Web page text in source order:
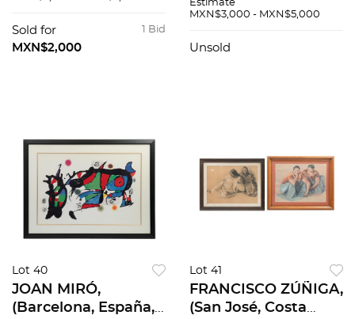
Firmada en plancha
y lápiz. 75/100, 27 x
1 Bid
Sold for
MXN$2,000
firmado y fechado
Estimate
MXN$3,000 - MXN$5,000
Unsold
Lot 40
JOAN MIRÓ,
(Barcelona, España,
Lot 41
FRANCISCO ZÚÑIGA,
(San José, Costa